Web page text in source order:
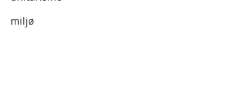
miljø